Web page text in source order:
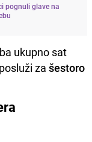
pognuli glave na
ukupno sat
za šestoro